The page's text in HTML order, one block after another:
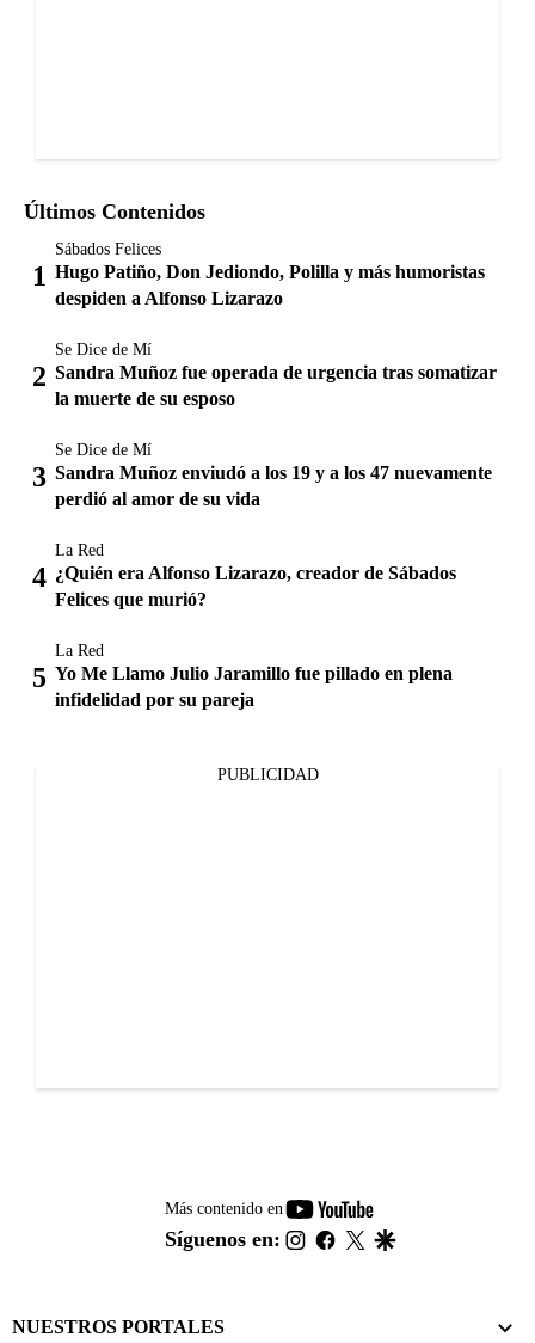
Últimos Contenidos
Sábados Felices
Hugo Patiño, Don Jediondo, Polilla y más humoristas
despiden a Alfonso Lizarazo
Se Dice de Mí
Sandra Muñoz fue operada de urgencia tras somatizar
la muerte de su esposo
Se Dice de Mí
Sandra Muñoz enviudó a los 19 y a los 47 nuevamente
perdió al amor de su vida
La Red
¿Quién era Alfonso Lizarazo, creador de Sábados
Felices que murió?
La Red
Yo Me Llamo Julio Jaramillo fue pillado en plena
infidelidad por su pareja
PUBLICIDAD
Más contenido en
youtube-
footer
Síguenos en: instagram
facebook
twitter
NUESTROS PORTALES